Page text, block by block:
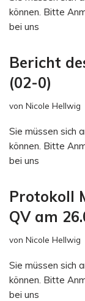
können. Bitte
bei uns
Bericht
(02-0)
von Nicole Hellwig
Sie müssen sich
können. Bitte
bei uns
Protokoll
QV am
von Nicole Hellwig
Sie müssen sich
können. Bitte
bei uns